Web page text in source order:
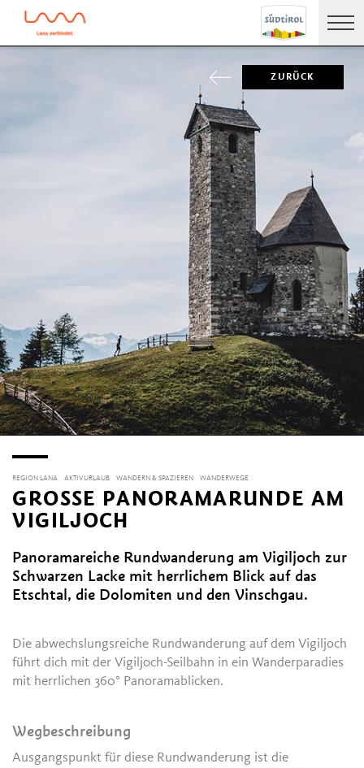
ZURÜCK
REGION LANA AKTIVURLAUB WANDERN & SPAZIEREN WANDERWEGE
GROSSE PANORAMARUNDE AM V
IGILJOCH
Panoramareiche Rundwanderung am Vigiljoch zur
Schwarzen Lacke mit herrlichem Blick auf das
Etschtal, die Dolomiten und den Vinschgau.
Die abwechslungsreiche Rundwanderung auf dem Vigiljoch
führt dich mit der Vigiljoch-Seilbahn in ein Wanderparadies
mit herrlichen 360° Panoramablicken.
Wegbeschreibung
Ausgangspunkt für diese Rundwanderung ist die